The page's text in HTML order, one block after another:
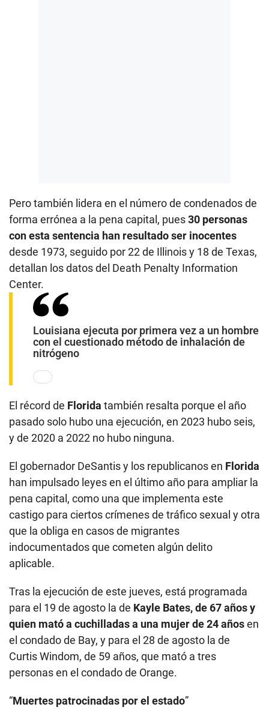
Pero también lidera en el número de condenados de
forma errónea a la pena capital, pues30 personas
con esta sentencia han resultado ser inocentes
desde 1973, seguido por 22 de Illinois y 18 de Texas,
detallan los datos del Death Penalty Information
Center.
Louisiana ejecuta por primera vez a un hombre
con el cuestionado método de inhalación de
nitrógeno
El récord de Florida también resalta porque el año
pasado solo hubo una ejecución, en 2023 hubo seis,
y de 2020 a 2022 no hubo ninguna.
El gobernador DeSantis y los republicanos en Florida
han impulsado leyes en el último año para ampliar la
pena capital, como una que implementa este
castigo para ciertos crímenes de tráfico sexual y otra
que la obliga en casos de migrantes
indocumentados que cometen algún delito
aplicable.
Tras la ejecución de este jueves, está programada
para el 19 de agosto la de Kayle Bates, de 67 años y
quien mató a cuchilladas a una mujer de 24 añosen
el condado de Bay, y para el 28 de agosto la de
Curtis Windom, de 59 años, que mató a tres
personas en el condado de Orange.
“Muertes patrocinadas por el estado”